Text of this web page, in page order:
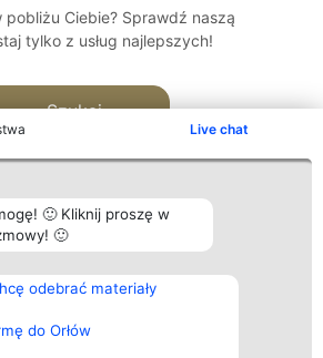
Live chat
🙂 Kliknij proszę w
🙂
odebrać materiały
do Orłów
Ciebie? Sprawdź naszą
tylko z usług najlepszych!
Szukaj
Plebiscyt
Laureaci
wszystkich
Laureatów
Kontakt
Kontakt